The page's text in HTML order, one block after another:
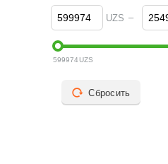
Xiaomi UZS –
599974UZS
Сбросить